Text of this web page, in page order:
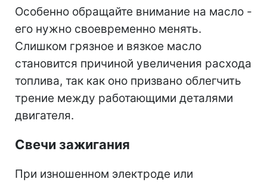
Особенно обращайте внимание на масло -
его нужно своевременно менять.
Слишком грязное и вязкое масло
становится причиной увеличения расхода
топлива, так как оно призвано облегчить
трение между работающими деталями
двигателя.
Свечи зажигания
При изношенном электроде или